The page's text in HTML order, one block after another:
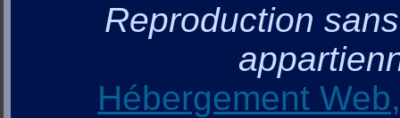
Reproduction
Hébergement